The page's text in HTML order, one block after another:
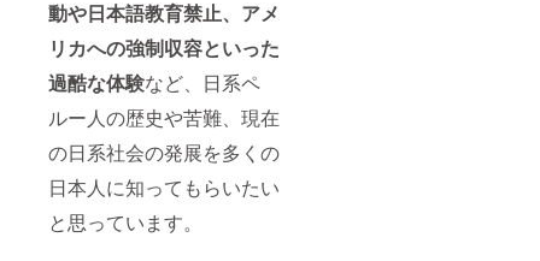
動や日本語教育禁止、アメ
リカへの強制収容といった
過酷な体験など、日系ペ
ルー人の歴史や苦難、現在
の日系社会の発展を多くの
日本人に知ってもらいたい
と思っています。